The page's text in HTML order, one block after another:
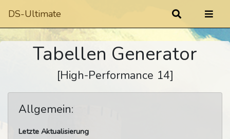
DS-Ultimate
Tabellen Generator
[High-Performance 14]
Allgemein:
Letzte Aktualisierung